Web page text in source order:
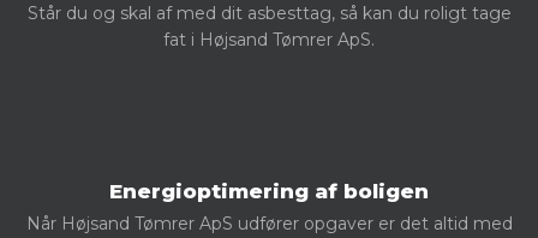
Står du og skal af med dit asbesttag, så kan du roligt tage
fat i Højsand Tømrer ApS.
Energioptimering af boligen
Når Højsand Tømrer ApS udfører opgaver er det altid med